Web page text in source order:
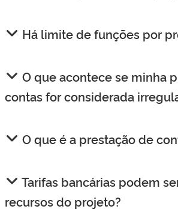
Há limite de funções por
O que acontece se minha
contas for considerada
O que é a prestação de
Tarifas bancárias podem
recursos do projeto?